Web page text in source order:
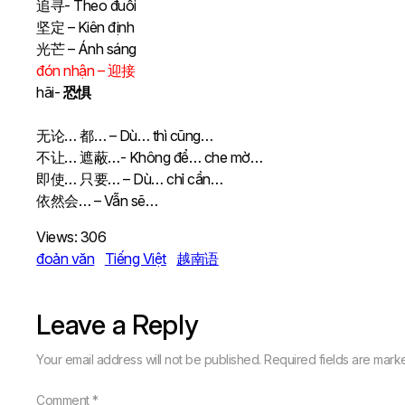
追寻- Theo đuổi
坚定 – Kiên định
光芒 – Ánh sáng
đón nhận – 迎接
hãi- 恐惧
无论… 都… – Dù… thì cũng…
不让… 遮蔽…- Không để… che mờ…
即使… 只要… – Dù… chỉ cần…
依然会… – Vẫn sẽ…
Views: 306
đoản văn
Tiếng Việt 越南语
Leave a Reply
Your email address will not be published. Required fields are
Comment*